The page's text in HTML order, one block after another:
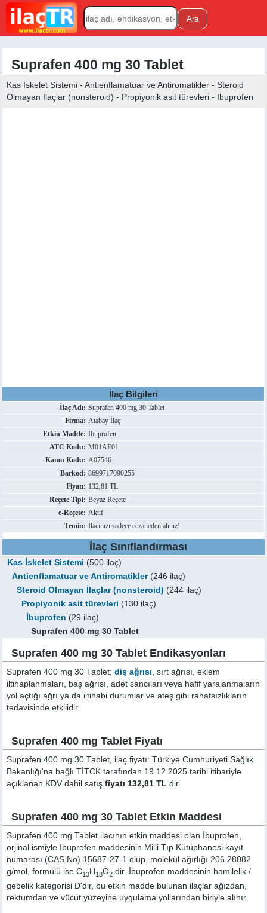
Suprafen 400 mg 30 Tablet
Kas İskelet Sistemi - Antienflamatuar ve Antiromatikler - Steroid
Olmayan İlaçlar (nonsteroid) - Propiyonik asit türevleri - İbuprofen
İlaç Bilgileri
İlaç Adı: Suprafen 400 mg 30 Tablet
Firma: Atabay İlaç
Etkin Madde: İbuprofen
ATC Kodu: M01AE01
Kamu Kodu: A07546
Barkod: 8699717090255
Fiyatı: 132,81 TL
Reçete Tipi: Beyaz Reçete
e-Reçete: Aktif
Temin: İlacınızı sadece eczaneden alınız!
İlaç Sınıflandırması
Kas İskelet Sistemi (500 ilaç)
Antienflamatuar ve Antiromatikler(246 ilaç)
Steroid Olmayan İlaçlar (nonsteroid) (244 ilaç)
Propiyonik asit türevleri (130 ilaç)
İbuprofen (29 ilaç)
Suprafen 400 mg 30 Tablet
Suprafen 400 mg 30 Tablet Endikasyonları
Suprafen 400 mg 30 Tablet;diş ağrısı, sırt ağrısı, eklem
iltihaplanmaları, baş ağrısı, adet sancıları veya hafif yaralanmaların
yol açtığı ağrı ya da iltihabi durumlar ve ateş gibi rahatsızlıkların
tedavisinde etkilidir.
Suprafen 400 mg Tablet Fiyatı
Suprafen 400 mg 30 Tablet, ilaç fiyatı: Türkiye Cumhuriyeti Sağlık
Bakanlığı'na bağlı TİTCK tarafından 19.12.2025 tarihi itibariyle
açıklanan KDV dahil satışfiyatı 132,81 TL dir.
Suprafen 400 mg 30 Tablet Etkin Maddesi
Suprafen 400 mg Tablet ilacının etkin maddesi olan İbuprofen,
orjinal ismiyle
Ibuprofen maddesinin Milli Tıp Kütüphanesi kayıt
numarası (CAS No) 15687-27-1 olup, molekül ağırlığı 206.28082
g/mol, formülü ise C13H 18O2 dir. İbuprofen maddesinin hamilelik /
gebelik kategorisi D'dir, bu etkin madde bulunan ilaçlar ağızdan,
rektumdan ve vücut yüzeyine uygulama yollarından biriyle alınır.